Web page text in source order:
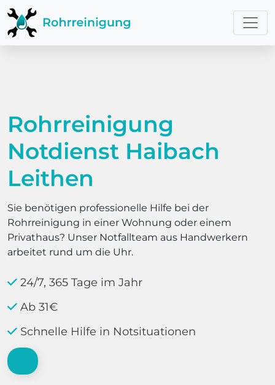
Rohrreinigung
Notdienst Haibach
Leithen
Sie benötigen professionelle Hilfe bei der
Rohrreinigung in einer Wohnung oder einem
Privathaus? Unser Notfallteam aus Handwerkern
arbeitet rund um die Uhr.
24/7, 365 Tage im Jahr
Ab 31€
Schnelle Hilfe in Notsituationen